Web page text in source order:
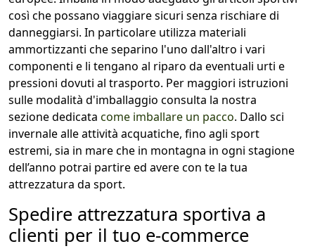
così che possano viaggiare sicuri senza rischiare di
danneggiarsi. In particolare utilizza materiali
ammortizzanti che separino l'uno dall'altro i vari
componenti e li tengano al riparo da eventuali urti e
pressioni dovuti al trasporto. Per maggiori istruzioni
sulle modalità d'imballaggio consulta la nostra
sezione dedicata come imballare un pacco. Dallo sci
invernale alle attività acquatiche, fino agli sport
estremi, sia in mare che in montagna in ogni stagione
dell’anno potrai partire ed avere con te la tua
attrezzatura da sport.
Spedire attrezzatura sportiva a
clienti per il tuo e-commerce